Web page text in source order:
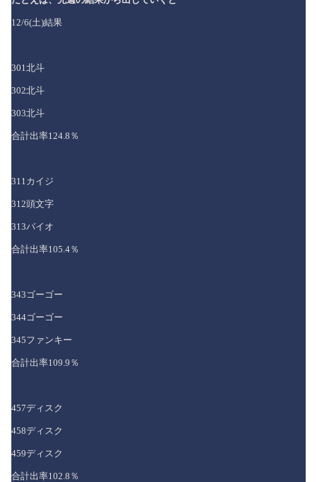
12/6(土)結果
301北斗
302北斗
303北斗
合計出率124.8％
311カイジ
312頭文字
313バイオ
合計出率105.4％
343ゴーゴー
344ゴーゴー
345ファンキー
合計出率109.9％
457ディスク
458ディスク
459ディスク
合計出率102.8％